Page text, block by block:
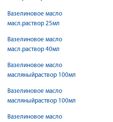
Вазелиновое масло
масл.раствор 25мл
Вазелиновое масло
масл.раствор 40мл
Вазелиновое масло
масляныйраствор 100мл
Вазелиновое масло
масляныйраствор 100мл
Вазелиновое масло